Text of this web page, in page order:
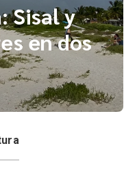
Sisal y
en dos